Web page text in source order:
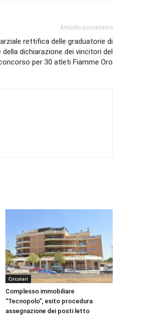
Articolo successivo
rettifica delle graduatorie di
dichiarazione dei vincitori del
per 30 atleti Fiamme Oro
Circolari
Complesso immobiliare
“Tecnopolo”, esito procedura
assegnazione dei posti letto